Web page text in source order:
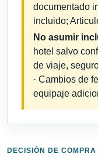
documentado
incluido;
No asumir
hotel salvo
de viaje,
· Cambios de
equipaje
DECISIÓN DE COMPRA